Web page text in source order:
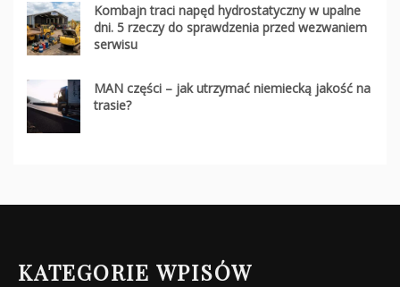
Kombajn traci napęd hydrostatyczny w upalne
dni. 5 rzeczy do sprawdzenia przed wezwaniem
serwisu
MAN części – jak utrzymać niemiecką jakość na
trasie?
KATEGORIE WPISÓW